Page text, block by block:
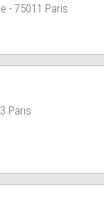
- 75011 Paris
Paris